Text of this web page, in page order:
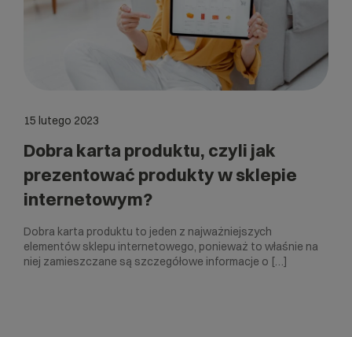
15 lutego 2023
Dobra karta produktu, czyli jak
prezentować produkty w sklepie
internetowym?
Dobra karta produktu to jeden z najważniejszych
elementów sklepu internetowego, ponieważ to właśnie na
niej zamieszczane są szczegółowe informacje o […]